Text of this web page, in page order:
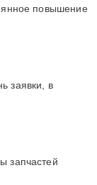
повышение
заявки, в
запчастей